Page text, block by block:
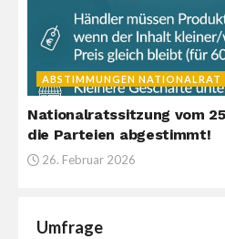
ABSTIMMUNGEN NATIONALRAT
Nationalratssitzung vom
die Parteien abgestimmt!
26. Februar 2026
Umfrage